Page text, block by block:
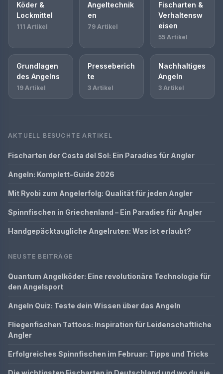
Köder &
Lockmittel
111 Artikel
Angeltechnik
en
79 Artikel
Fischarten &
Verhaltensw
eisen
55 Artikel
Grundlagen
des Angelns
19 Artikel
Presseberich
te
3 Artikel
Nachhaltiges
Angeln
3 Artikel
AKTUELL BESUCHTE ARTIKEL
Fischarten der Costa del Sol: Ein Paradies für Angler
Angeln: Komplett-Guide 2026
Mit Ryobi zum Angelerfolg: Qualität für jeden Angler
Spinnfischen in Griechenland – Ein Paradies für Angler
Handgepäcktaugliche Angelruten: Was ist erlaubt?
NEUSTE BEITRÄGE
Quantum Angelköder: Eine revolutionäre Technologie für
den Angelsport
Angeln Quiz: Teste dein Wissen über das Angeln
Fliegenfischen Tattoos: Inspiration für Leidenschaftliche
Angler
Erfolgreiches Spinnfischen im Februar: Tipps und Tricks